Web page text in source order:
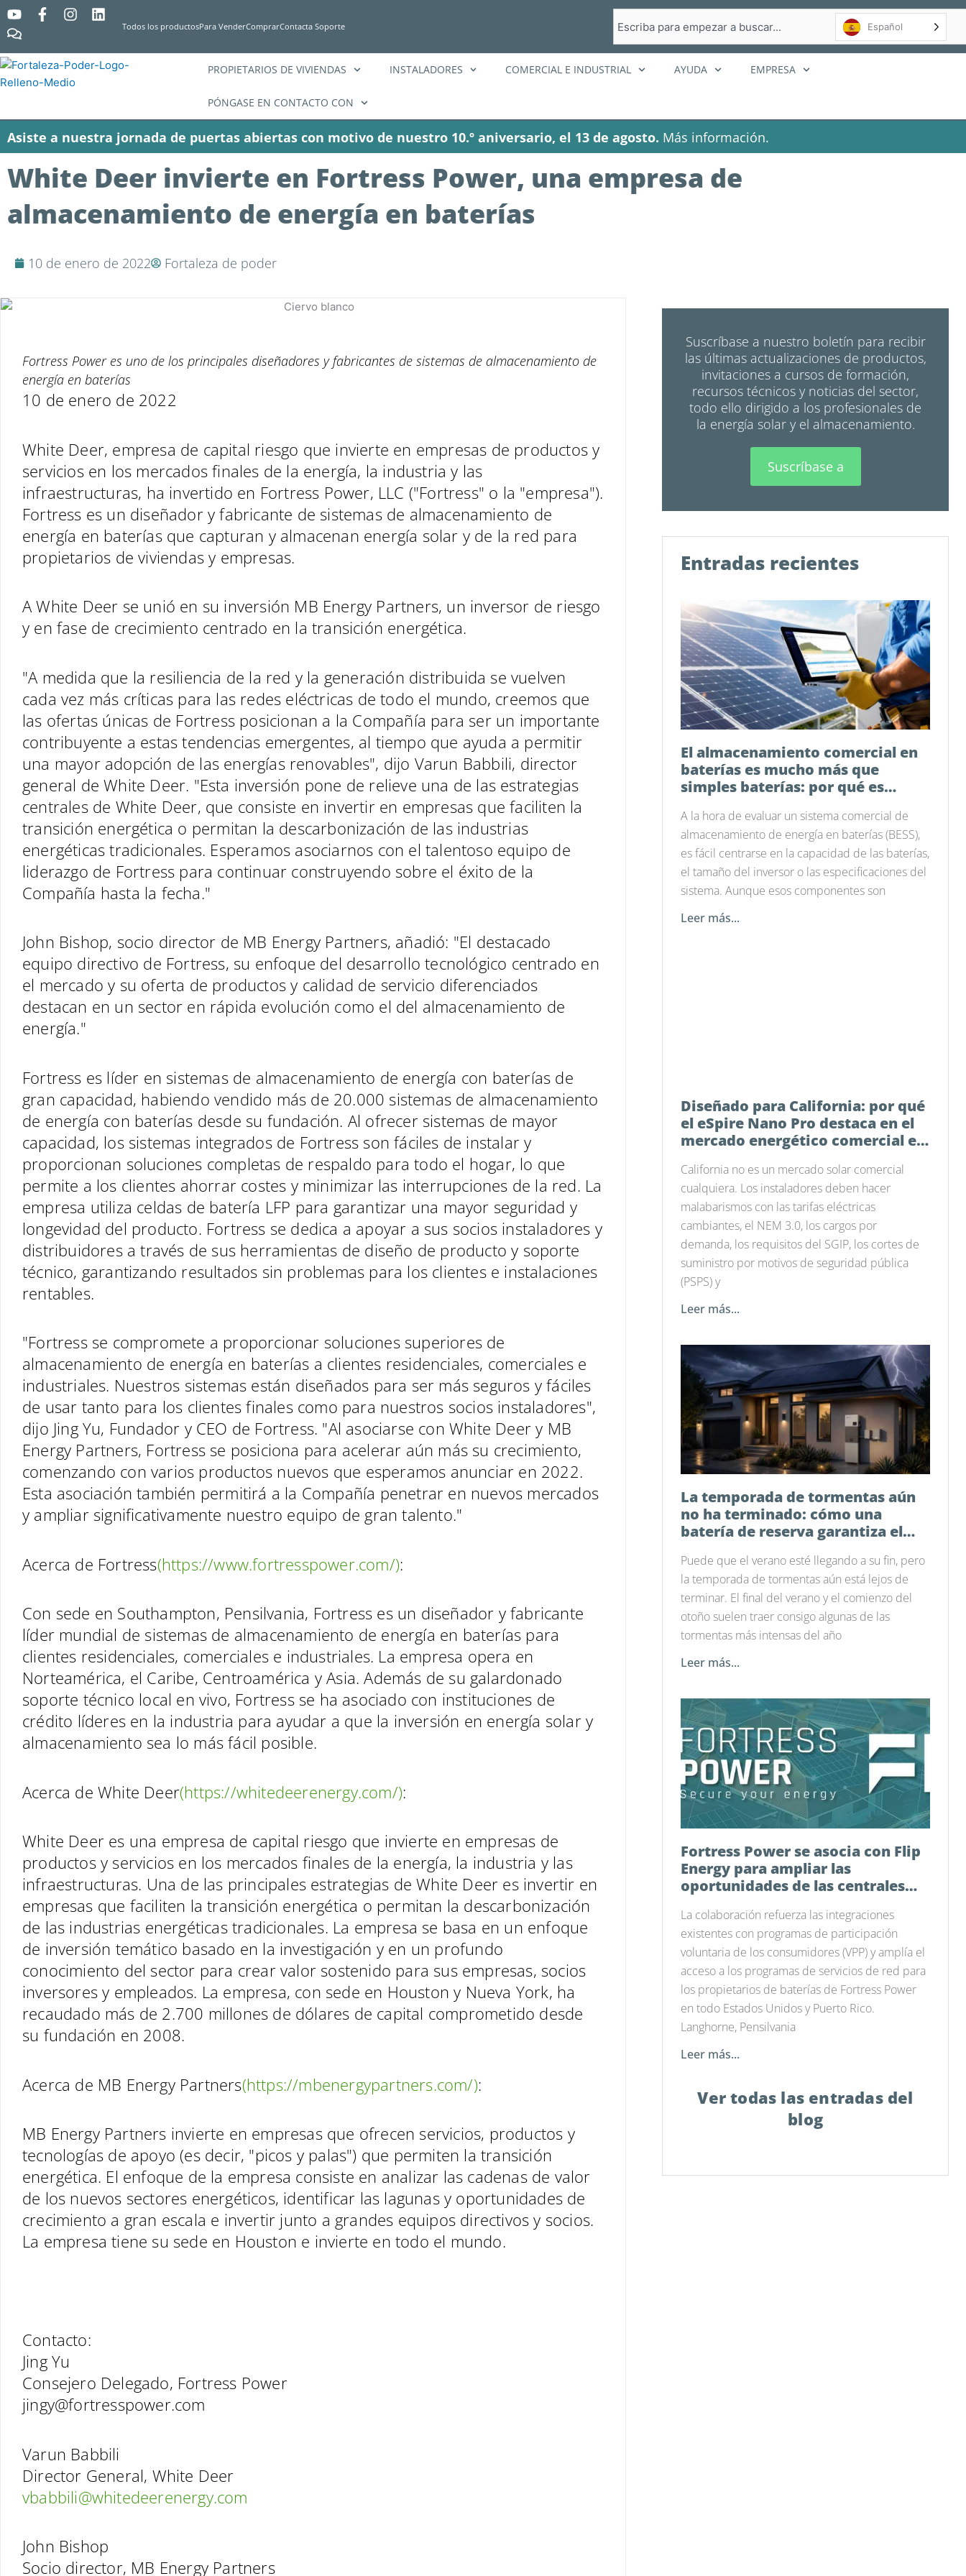
Y
o
u
t
u
b
F
e
b
o
f
I
t
a
g
L
k
e
C
o
m
e
n
t
o
s
Todos los productosPara VenderComprarContacta Soporte
en
Español
PROPIETARIOS DE VIVIENDAS INSTALADORES COMERCIAL E INDUSTRIAL AYUDA EMPRESA
PÓNGASE EN CONTACTO CON
Asiste a nuestra jornada de puertas abiertas con motivo de nuestro 10.º aniversario, el 13 de agosto. Más información.
White Deer invierte en Fortress Power, una empresa de
almacenamiento de energía en baterías
10 de enero de 2022 Fortaleza de poder
Fortress Power es uno de los principales diseñadores y fabricantes de sistemas de almacenamiento de
energía en baterías
10 de enero de 2022
White Deer, empresa de capital riesgo que invierte en empresas de productos y
servicios en los mercados finales de la energía, la industria y las
infraestructuras, ha invertido en Fortress Power, LLC ("Fortress" o la "empresa").
Fortress es un diseñador y fabricante de sistemas de almacenamiento de
energía en baterías que capturan y almacenan energía solar y de la red para
propietarios de viviendas y empresas.
A White Deer se unió en su inversión MB Energy Partners, un inversor de riesgo
y en fase de crecimiento centrado en la transición energética.
"A medida que la resiliencia de la red y la generación distribuida se vuelven
cada vez más críticas para las redes eléctricas de todo el mundo, creemos que
las ofertas únicas de Fortress posicionan a la Compañía para ser un importante
contribuyente a estas tendencias emergentes, al tiempo que ayuda a permitir
una mayor adopción de las energías renovables", dijo Varun Babbili, director
general de White Deer. "Esta inversión pone de relieve una de las estrategias
centrales de White Deer, que consiste en invertir en empresas que faciliten la
transición energética o permitan la descarbonización de las industrias
energéticas tradicionales. Esperamos asociarnos con el talentoso equipo de
liderazgo de Fortress para continuar construyendo sobre el éxito de la
Compañía hasta la fecha."
John Bishop, socio director de MB Energy Partners, añadió: "El destacado
equipo directivo de Fortress, su enfoque del desarrollo tecnológico centrado en
el mercado y su oferta de productos y calidad de servicio diferenciados
destacan en un sector en rápida evolución como el del almacenamiento de
energía."
Fortress es líder en sistemas de almacenamiento de energía con baterías de
gran capacidad, habiendo vendido más de 20.000 sistemas de almacenamiento
de energía con baterías desde su fundación. Al ofrecer sistemas de mayor
capacidad, los sistemas integrados de Fortress son fáciles de instalar y
proporcionan soluciones completas de respaldo para todo el hogar, lo que
permite a los clientes ahorrar costes y minimizar las interrupciones de la red. La
empresa utiliza celdas de batería LFP para garantizar una mayor seguridad y
longevidad del producto. Fortress se dedica a apoyar a sus socios instaladores y
distribuidores a través de sus herramientas de diseño de producto y soporte
técnico, garantizando resultados sin problemas para los clientes e instalaciones
rentables.
"Fortress se compromete a proporcionar soluciones superiores de
almacenamiento de energía en baterías a clientes residenciales, comerciales e
industriales. Nuestros sistemas están diseñados para ser más seguros y fáciles
de usar tanto para los clientes finales como para nuestros socios instaladores",
dijo Jing Yu, Fundador y CEO de Fortress. "Al asociarse con White Deer y MB
Energy Partners, Fortress se posiciona para acelerar aún más su crecimiento,
comenzando con varios productos nuevos que esperamos anunciar en 2022.
Esta asociación también permitirá a la Compañía penetrar en nuevos mercados
y ampliar significativamente nuestro equipo de gran talento."
Acerca de Fortress(https://www.fortresspower.com/):
Con sede en Southampton, Pensilvania, Fortress es un diseñador y fabricante
líder mundial de sistemas de almacenamiento de energía en baterías para
clientes residenciales, comerciales e industriales. La empresa opera en
Norteamérica, el Caribe, Centroamérica y Asia. Además de su galardonado
soporte técnico local en vivo, Fortress se ha asociado con instituciones de
crédito líderes en la industria para ayudar a que la inversión en energía solar y
almacenamiento sea lo más fácil posible.
Acerca de White Deer(https://whitedeerenergy.com/):
White Deer es una empresa de capital riesgo que invierte en empresas de
productos y servicios en los mercados finales de la energía, la industria y las
infraestructuras. Una de las principales estrategias de White Deer es invertir en
empresas que faciliten la transición energética o permitan la descarbonización
de las industrias energéticas tradicionales. La empresa se basa en un enfoque
de inversión temático basado en la investigación y en un profundo
conocimiento del sector para crear valor sostenido para sus empresas, socios
inversores y empleados. La empresa, con sede en Houston y Nueva York, ha
recaudado más de 2.700 millones de dólares de capital comprometido desde
su fundación en 2008.
Acerca de MB Energy Partners(https://mbenergypartners.com/):
MB Energy Partners invierte en empresas que ofrecen servicios, productos y
tecnologías de apoyo (es decir, "picos y palas") que permiten la transición
energética. El enfoque de la empresa consiste en analizar las cadenas de valor
de los nuevos sectores energéticos, identificar las lagunas y oportunidades de
crecimiento a gran escala e invertir junto a grandes equipos directivos y socios.
La empresa tiene su sede en Houston e invierte en todo el mundo.
Contacto:
Jing Yu
Consejero Delegado, Fortress Power
jingy@fortresspower.com
Varun Babbili
Director General, White Deer
vbabbili@whitedeerenergy.com
John Bishop
Socio director, MB Energy Partners
Suscríbase a nuestro boletín para recibir
las últimas actualizaciones de productos,
invitaciones a cursos de formación,
recursos técnicos y noticias del sector,
todo ello dirigido a los profesionales de
la energía solar y el almacenamiento.
Suscríbase a
Entradas recientes
El almacenamiento comercial en
baterías es mucho más que
simples baterías: por qué es
gestión energética
A la hora de evaluar un sistema comercial de
almacenamiento de energía en baterías (BESS),
es fácil centrarse en la capacidad de las baterías,
el tamaño del inversor o las especificaciones del
sistema. Aunque esos componentes son
Leer más...
Diseñado para California: por qué
el eSpire Nano Pro destaca en el
mercado energético comercial e
California no es un mercado solar comercial
cualquiera. Los instaladores deben hacer
malabarismos con las tarifas eléctricas
cambiantes, el NEM 3.0, los cargos por
demanda, los requisitos del SGIP, los cortes de
suministro por motivos de seguridad pública
(PSPS) y
Leer más...
La temporada de tormentas aún
no ha terminado: cómo una
batería de reserva garantiza el
Puede que el verano esté llegando a su fin, pero
la temporada de tormentas aún está lejos de
terminar. El final del verano y el comienzo del
otoño suelen traer consigo algunas de las
tormentas más intensas del año
Leer más...
Fortress Power se asocia con Flip
Energy para ampliar las
oportunidades de las centrales
país
La colaboración refuerza las integraciones
existentes con programas de participación
voluntaria de los consumidores (VPP) y amplía el
acceso a los programas de servicios de red para
los propietarios de baterías de Fortress Power
en todo Estados Unidos y Puerto Rico.
Langhorne, Pensilvania
Leer más...
Ver todas las entradas del
blog